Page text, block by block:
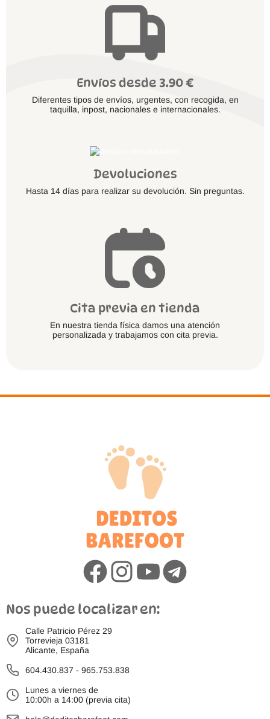
Envíos desde 3.90 €
Diferentes tipos de envíos, urgentes, con recogida, en
taquilla, inpost, nacionales e internacionales.
Devoluciones
Hasta 14 días para realizar su devolución. Sin preguntas.
Cita previa en tienda
En nuestra tienda física damos una atención
personalizada y trabajamos con cita previa.
Nos puede localizar en:
Calle Patricio Pérez 29
Torrevieja 03181
Alicante, España
604.430.837 - 965.753.838
Lunes a viernes de
10:00h a 14:00 (previa cita)